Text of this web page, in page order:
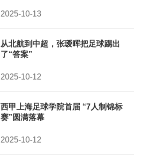
2025-10-13
从北航到中超，张瑷晖把足球踢出
了“答案”
2025-10-12
西甲上海足球学院首届 “7人制锦标
赛”圆满落幕
2025-10-12